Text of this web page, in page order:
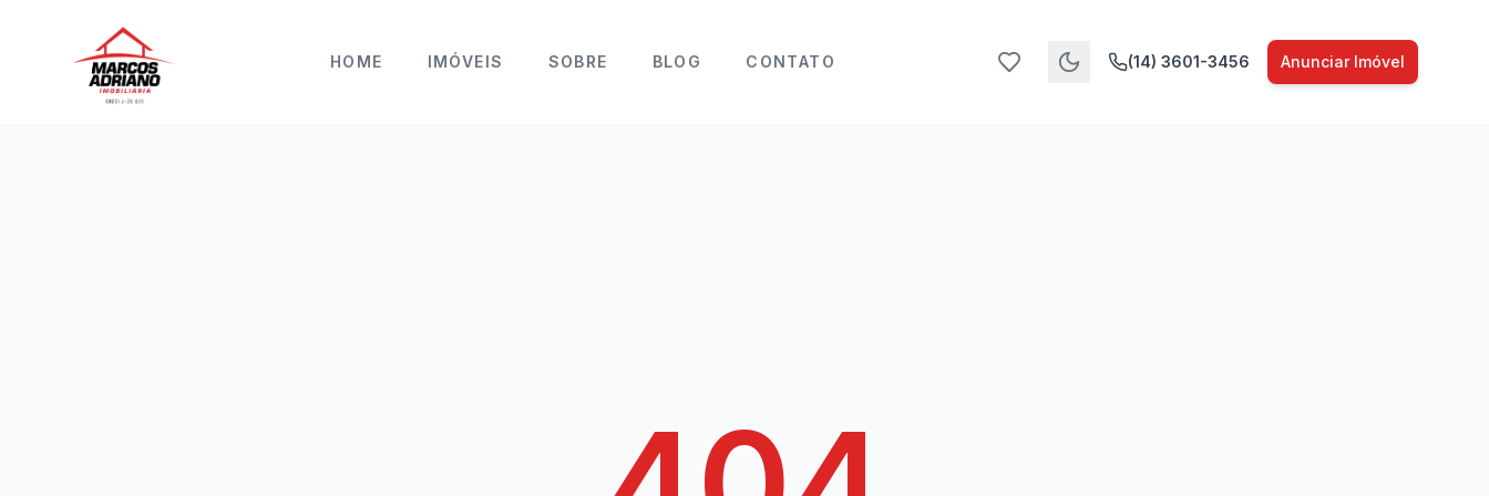
HOME IMÓVEIS SOBRE BLOG CONTATO (14) 3601-3456 Anunciar Imóvel